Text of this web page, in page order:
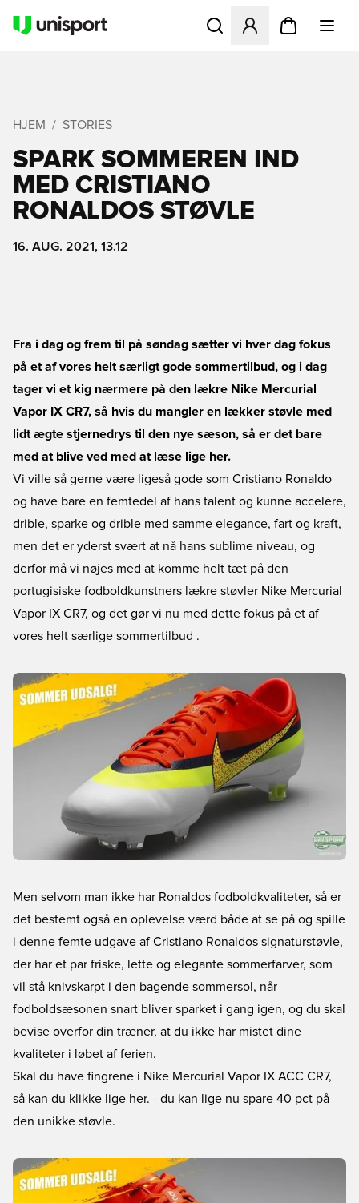
Åbner en Modal til at
HJEM STORIES
SPARK SOMMEREN IND
MED CRISTIANO
RONALDOS STØVLE
16. AUG. 2021, 13.12
Fra i dag og frem til på søndag sætter vi hver dag fokus
på et af vores helt særligt gode sommertilbud, og i dag
tager vi et kig nærmere på den lækre Nike Mercurial
Vapor IX CR7, så hvis du mangler en lækker støvle med
lidt ægte stjernedrys til den nye sæson, så er det bare
med at blive ved med at læse lige her.
Vi ville så gerne være ligeså gode som Cristiano Ronaldo
og have bare en femtedel af hans talent og kunne accelere,
drible, sparke og drible med samme elegance, fart og kraft,
men det er yderst svært at nå hans sublime niveau, og
derfor må vi nøjes med at komme helt tæt på den
portugisiske fodboldkunstners lækre støvler Nike Mercurial
Vapor IX CR7, og det gør vi nu med dette fokus på et af
vores helt særlige sommertilbud .
Men selvom man ikke har Ronaldos fodboldkvaliteter, så er
det bestemt også en oplevelse værd både at se på og spille
i denne femte udgave af Cristiano Ronaldos signaturstøvle,
der har et par friske, lette og elegante sommerfarver, som
vil stå knivskarpt i den bagende sommersol, når
fodboldsæsonen snart bliver sparket i gang igen, og du skal
bevise overfor din træner, at du ikke har mistet dine
kvaliteter i løbet af ferien.
Skal du have fingrene i Nike Mercurial Vapor IX ACC CR7,
så kan du klikke lige her. - du kan lige nu spare 40 pct på
den unikke støvle.